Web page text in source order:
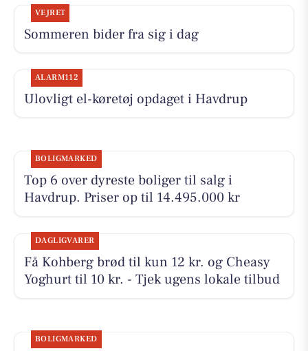
VEJRET
Sommeren bider fra sig i dag
ALARM112
Ulovligt el-køretøj opdaget i Havdrup
BOLIGMARKED
Top 6 over dyreste boliger til salg i
Havdrup. Priser op til 14.495.000 kr
DAGLIGVARER
Få Kohberg brød til kun 12 kr. og Cheasy
Yoghurt til 10 kr. - Tjek ugens lokale tilbud
BOLIGMARKED